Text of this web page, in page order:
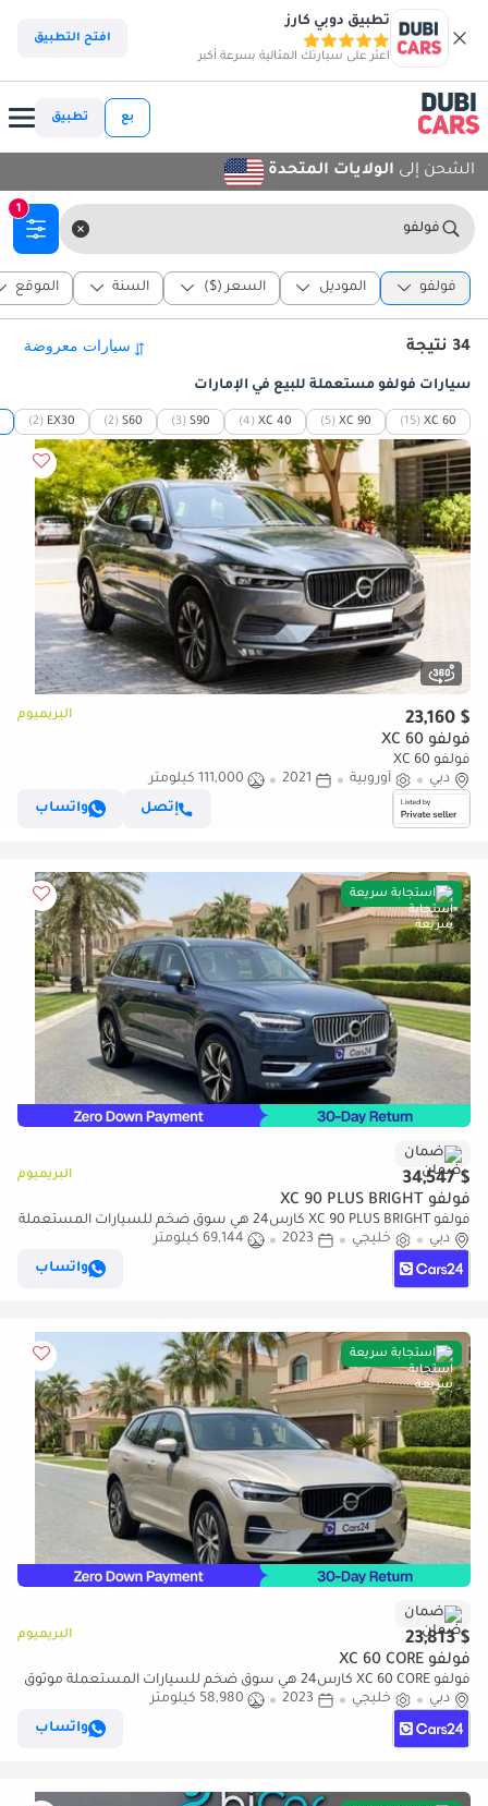
تطبيق دوبي كارز
اعثر على سيارتك المثالية بسرعة أكبر
افتح التطبيق
بع تطبيق
الشحن إلى الولايات المتحدة
فولفو
1
فولفو الموديل السعر ($) السنة الموقع
34 نتيجة
سيارات فولفو مستعملة للبيع في الإمارات
XC 60
(15)
XC 90
(5)
XC 40
(4)
S90
(3)
S60
(2)
EX30
(2)
$ 23,160 البريميوم
فولفو XC 60
فولفو XC 60
دبي
أوروبية 2021
111,000 كيلومتر
إتصل
واتساب
استجابة سريعة
ضمان
$ 34,547 البريميوم
فولفو XC 90 PLUS BRIGHT
فولفو XC 90 PLUS BRIGHT كارس24 هي سوق ضخم للسيارات المستعملة
موثوق ومضمون ٪كارس24 هي سوق ضخم للسيارات المستعملة موثوق
دبي خليجي 2023
69,144 كيلومتر
واتساب
استجابة سريعة
ضمان
$ 23,813 البريميوم
فولفو XC 60 CORE
فولفو XC 60 CORE كارس24 هي سوق ضخم للسيارات المستعملة موثوق
ومضمون ٪كارس24 هي سوق ضخم للسيارات المستعملة موثوق
دبي خليجي 2023
58,980 كيلومتر
واتساب